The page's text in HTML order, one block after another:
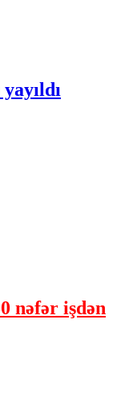
nəfər işdən